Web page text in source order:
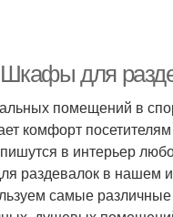
Шкафы для
помещений в
комфорт
в интерьер
раздевалок в нашем
самые